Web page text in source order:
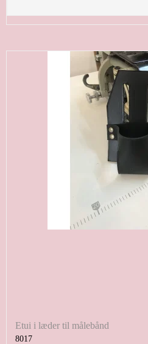
Etui i læder til målebånd
8017